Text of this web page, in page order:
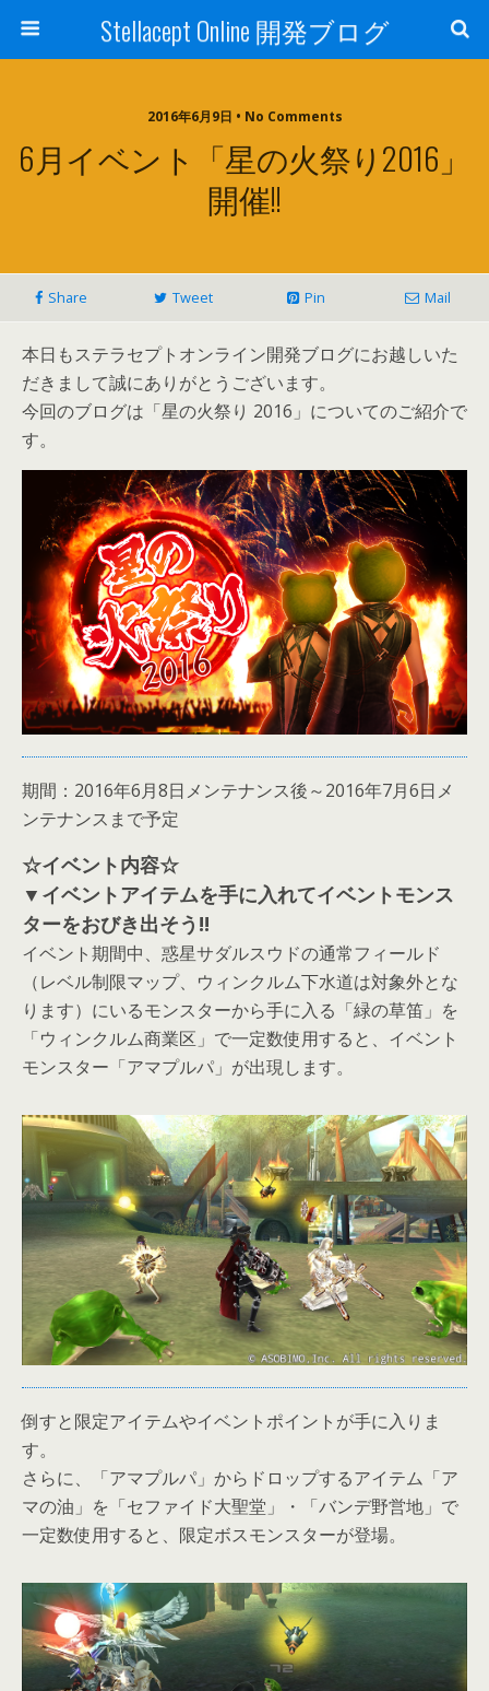
Stellacept Online 開発ブログ
2016年6月9日 • No Comments
6月イベント「星の火祭り2016」
開催!!
Share Tweet Pin Mail
本日もステラセプトオンライン開発ブログにお越しいた
だきまして誠にありがとうございます。
今回のブログは「星の火祭り 2016」についてのご紹介で
す。
期間：2016年6月8日メンテナンス後～2016年7月6日メ
ンテナンスまで予定
☆イベント内容☆
▼イベントアイテムを手に入れてイベントモンス
ターをおびき出そう!!
イベント期間中、惑星サダルスウドの通常フィールド
（レベル制限マップ、ウィンクルム下水道は対象外とな
ります）にいるモンスターから手に入る「緑の草笛」を
「ウィンクルム商業区」で一定数使用すると、イベント
モンスター「アマプルパ」が出現します。
倒すと限定アイテムやイベントポイントが手に入りま
す。
さらに、「アマプルパ」からドロップするアイテム「ア
マの油」を「セファイド大聖堂」・「バンデ野営地」で
一定数使用すると、限定ボスモンスターが登場。